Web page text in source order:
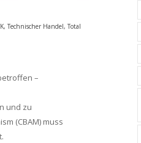
, Technischer Handel, Total
–
und zu
(CBAM) muss